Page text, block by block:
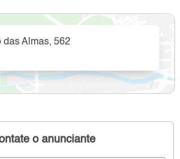
das Almas, 562
o anunciante